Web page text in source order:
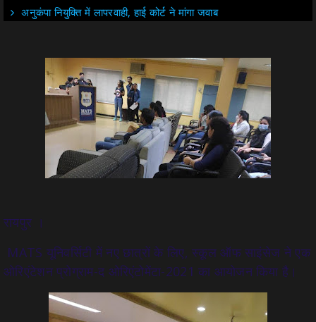
अनुकंपा नियुक्ति में लापरवाही, हाई कोर्ट ने मांगा जवाब
रायपुर ।
MATS यूनिवर्सिटी में नए छात्रों के लिए, स्कूल ऑफ साइंसेज ने एक
ओरिएंटेशन प्रोग्राम-द ओरिएंटोमेंटा-2021 का आयोजन किया है।